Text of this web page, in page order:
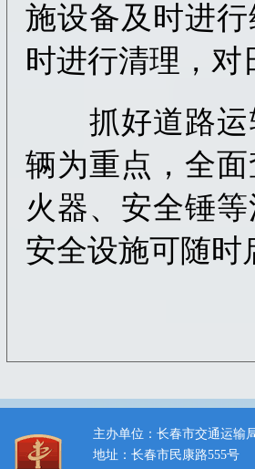
施设备及时进
时进行清理，对
抓好道路运输
辆为重点，全
火器、安全锤
安全设施可随时
主办单位：长春市交通运输
地址：长春市民康路555号